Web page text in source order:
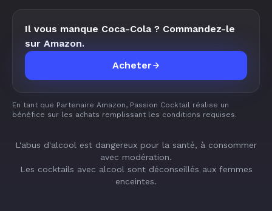
Il vous manque Coca-Cola ? Commandez-le
sur Amazon.
Acheter
En tant que Partenaire Amazon, Passion Cocktail réalise un
bénéfice sur les achats remplissant les conditions requises.
L'abus d'alcool est dangereux pour la santé, à consommer
avec modération.
Les cocktails avec alcool sont déconseillés aux femmes
enceintes.